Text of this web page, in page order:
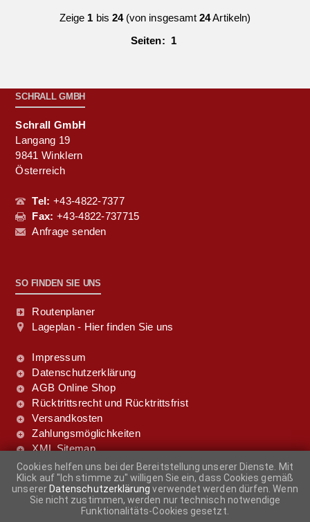
Cookies helfen uns bei der Bereitstellung unserer Dienste. Mit
Klick auf "Ich stimme zu" willigen Sie ein, dass Cookies gemäß
unserer Datenschutzerklärung verwendet werden dürfen. Wenn
Sie nicht zustimmen, werden nur technisch notwendige
Funktionalitäts-Cookies gesetzt.
Zeige 1 bis 24(von insgesamt24Artikeln)
Seiten: 1
SCHRALL GMBH
Schrall GmbH
Langang 19
9841 Winklern
Österreich
Tel: +43-4822-7377
Fax: +43-4822-737715
Anfrage senden
SO FINDEN SIE UNS
Routenplaner
Lageplan - Hier finden Sie uns
Impressum
Datenschutzerklärung
AGB Online Shop
Rücktrittsrecht und Rücktrittsfrist
Versandkosten
Zahlungsmöglichkeiten
XML Sitemap
FOLGE UNS DOCH!